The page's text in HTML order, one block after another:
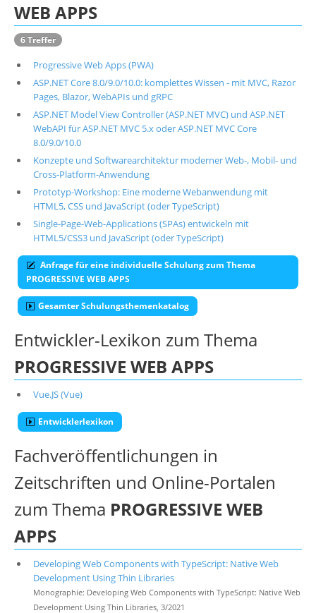
WEB APPS
6 Treffer
Progressive Web Apps (PWA)
ASP.NET Core 8.0/9.0/10.0: komplettes Wissen - mit MVC, Razor
Pages, Blazor, WebAPIs und gRPC
ASP.NET Model View Controller (ASP.NET MVC) und ASP.NET
WebAPI für ASP.NET MVC 5.x oder ASP.NET MVC Core
8.0/9.0/10.0
Konzepte und Softwarearchitektur moderner Web-, Mobil- und
Cross-Platform-Anwendung
Prototyp-Workshop: Eine moderne Webanwendung mit
HTML5, CSS und JavaScript (oder TypeScript)
Single-Page-Web-Applications (SPAs) entwickeln mit
HTML5/CSS3 und JavaScript (oder TypeScript)
Anfrage für eine individuelle Schulung zum Thema
PROGRESSIVE WEB APPS
Gesamter Schulungsthemenkatalog
Entwickler-Lexikon zum Thema
PROGRESSIVE WEB APPS
Vue.JS (Vue)
Entwicklerlexikon
Fachveröffentlichungen in
Zeitschriften und Online-Portalen
zum Thema PROGRESSIVE WEB
APPS
Developing Web Components with TypeScript: Native Web
Development Using Thin Libraries
Monographie: Developing Web Components with TypeScript: Native Web
Development Using Thin Libraries, 3/2021